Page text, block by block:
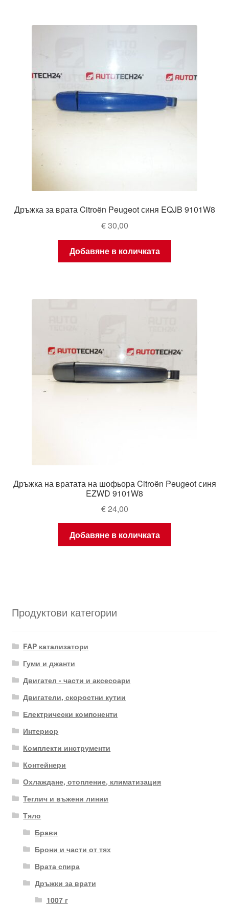
Дръжка за врата Citroën Peugeot синя EQJB 9101W8
€30,00
Добавяне в количката
Дръжка на вратата на шофьора Citroën Peugeot синя
EZWD 9101W8
€24,00
Добавяне в количката
Продуктови категории
FAP катализатори
Гуми и джанти
Двигател - части и аксесоари
Двигатели, скоростни кутии
Електрически компоненти
Интериор
Комплекти инструменти
Контейнери
Охлаждане, отопление, климатизация
Теглич и въжени линии
Тяло
Брави
Брони и части от тях
Врата спира
Дръжки за врати
1007 г